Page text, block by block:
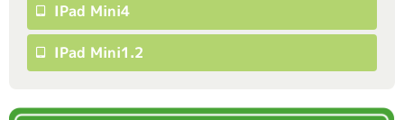
IPad Mini4
IPad Mini1.2